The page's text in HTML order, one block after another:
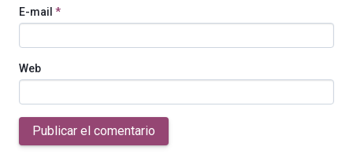
E-mail *
Web
Publicar el comentario